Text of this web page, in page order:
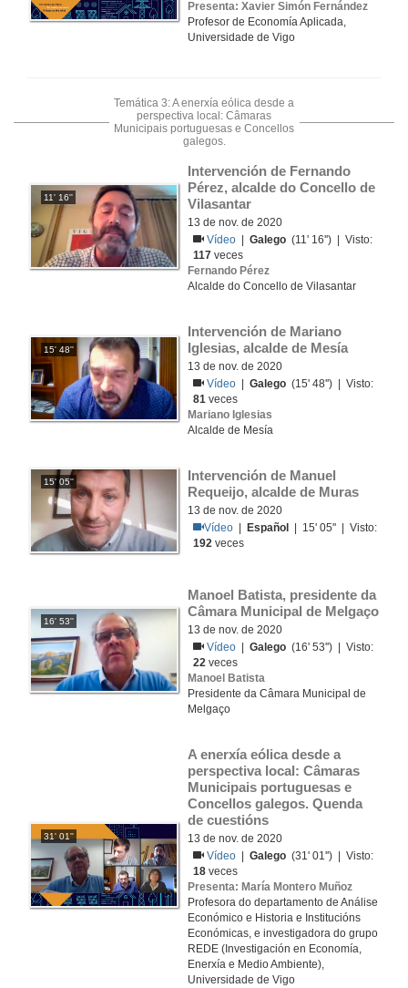
Presenta: Xavier Simón Fernández
Profesor de Economía Aplicada,
Universidade de Vigo
Temática 3: A enerxía eólica desde a
perspectiva local: Câmaras
Municipais portuguesas e Concellos
galegos.
11' 16''
Intervención de Fernando
Pérez, alcalde do Concello de
Vilasantar
13 de nov. de 2020
Vídeo
|Galego (11' 16'') | Visto:
117 veces
Fernando Pérez
Alcalde do Concello de Vilasantar
15' 48''
Intervención de Mariano
Iglesias, alcalde de Mesía
13 de nov. de 2020
Vídeo
|Galego (15' 48'') | Visto:
81 veces
Mariano Iglesias
Alcalde de Mesía
15' 05''
Intervención de Manuel
Requeijo, alcalde de Muras
13 de nov. de 2020
Vídeo
Español
| 15' 05'' | Visto:
192 veces
16' 53''
Manoel Batista, presidente da
Câmara Municipal de Melgaço
13 de nov. de 2020
Vídeo
|Galego (16' 53'') | Visto:
22 veces
Manoel Batista
Presidente da Câmara Municipal de
Melgaço
31' 01''
A enerxía eólica desde a
perspectiva local: Câmaras
Municipais portuguesas e
Concellos galegos. Quenda
de cuestións
13 de nov. de 2020
Vídeo
|Galego (31' 01'') | Visto:
18 veces
Presenta: María Montero Muñoz
Profesora do departamento de Análise
Económico e Historia e Institucións
Económicas, e investigadora do grupo
REDE (Investigación en Economía,
Enerxía e Medio Ambiente),
Universidade de Vigo